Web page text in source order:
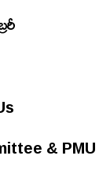
& PMU